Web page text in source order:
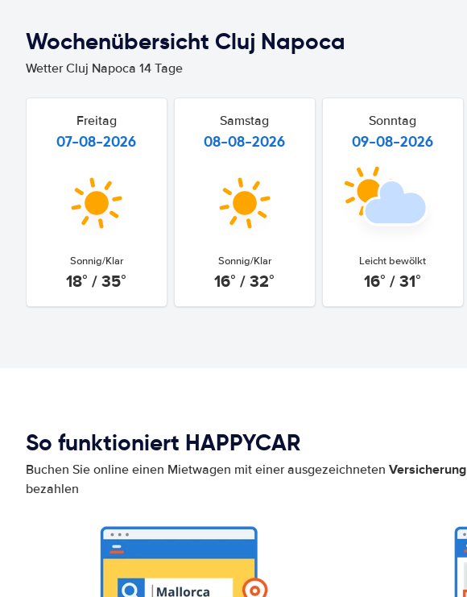
Wochenübersicht Cluj Napoca
Wetter Cluj Napoca 14 Tage
Freitag
07-08-2026
Sonnig/Klar
18° / 35°
Samstag
08-08-2026
Sonnig/Klar
16° / 32°
Sonntag
09-08-2026
Leicht bewölkt
16° / 31°
So funktioniert HAPPYCAR
Buchen Sie online einen Mietwagen mit einer ausgezeichneten Versicherung
bezahlen